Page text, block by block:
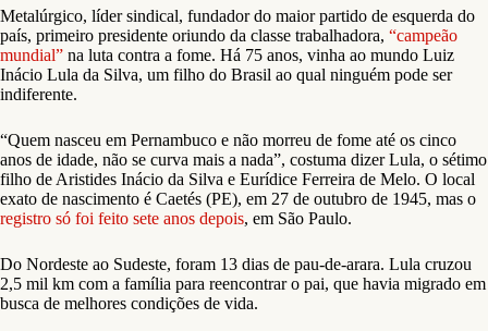
Metalúrgico, líder sindical, fundador do maior partido de esquerda do
país, primeiro presidente oriundo da classe trabalhadora, “campeão
mundial” na luta contra a fome. Há 75 anos, vinha ao mundo Luiz
Inácio Lula da Silva, um filho do Brasil ao qual ninguém pode ser
indiferente.
“Quem nasceu em Pernambuco e não morreu de fome até os cinco
anos de idade, não se curva mais a nada”, costuma dizer Lula, o sétimo
filho de Aristides Inácio da Silva e Eurídice Ferreira de Melo. O local
exato de nascimento é Caetés (PE), em 27 de outubro de 1945, mas o
registro só foi feito sete anos depois, em São Paulo.
Do Nordeste ao Sudeste, foram 13 dias de pau-de-arara. Lula cruzou
2,5 mil km com a família para reencontrar o pai, que havia migrado em
busca de melhores condições de vida.